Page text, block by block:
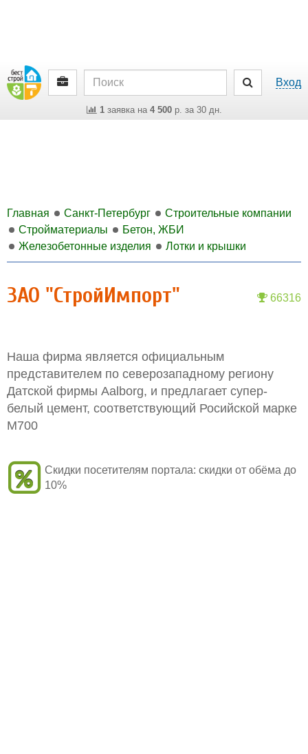
Вход
1заявка на 4 500р. за 30 дн.
Главная Санкт-Петербург
Строительные компании
Стройматериалы
Бетон, ЖБИ
Железобетонные изделия
Лотки и крышки
66316
ЗАО "СтройИмпорт"
Наша фирма является официальным
представителем по северозападному региону
Датской фирмы Aalborg, и предлагает супер-
белый цемент, соответствующий Росийской марке
М700
Скидки посетителям портала: скидки от обёма до
10%